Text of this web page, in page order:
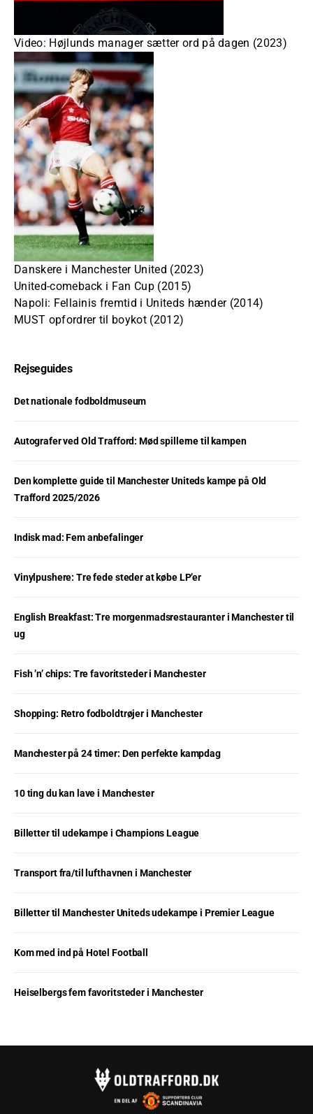
Video: Højlunds manager sætter ord på dagen (2023)
Danskere i Manchester United (2023)
United-comeback i Fan Cup (2015)
Napoli: Fellainis fremtid i Uniteds hænder (2014)
MUST opfordrer til boykot (2012)
Rejseguides
Det nationale fodboldmuseum
Autografer ved Old Trafford: Mød spillerne til kampen
Den komplette guide til Manchester Uniteds kampe på Old
Trafford 2025/2026
Indisk mad: Fem anbefalinger
Vinylpushere: Tre fede steder at købe LP’er
English Breakfast: Tre morgenmadsrestauranter i Manchester til
ug
Fish ’n’ chips: Tre favoritsteder i Manchester
Shopping: Retro fodboldtrøjer i Manchester
Manchester på 24 timer: Den perfekte kampdag
10 ting du kan lave i Manchester
Billetter til udekampe i Champions League
Transport fra/til lufthavnen i Manchester
Billetter til Manchester Uniteds udekampe i Premier League
Kom med ind på Hotel Football
Heiselbergs fem favoritsteder i Manchester